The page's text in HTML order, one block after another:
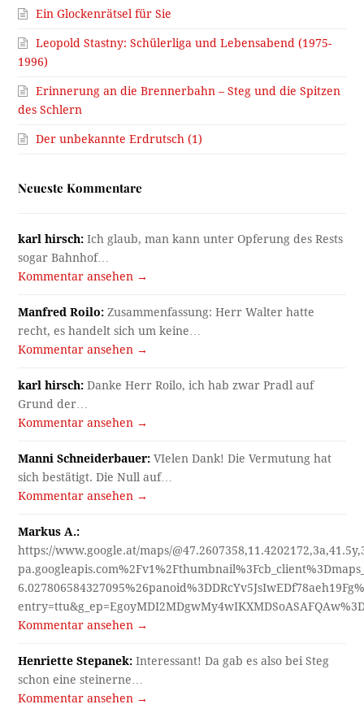
Ein Glockenrätsel für Sie
Leopold Stastny: Schülerliga und Lebensabend (1975-
1996)
Erinnerung an die Brennerbahn – Steg und die Spitzen
des Schlern
Der unbekannte Erdrutsch (1)
Neueste Kommentare
karl hirsch: Ich glaub, man kann unter Opferung des Rests
sogar Bahnhof…
Kommentar ansehen →
Manfred Roilo: Zusammenfassung: Herr Walter hatte
recht, es handelt sich um keine…
Kommentar ansehen →
karl hirsch: Danke Herr Roilo, ich hab zwar Pradl auf
Grund der…
Kommentar ansehen →
Manni Schneiderbauer: VIelen Dank! Die Vermutung hat
sich bestätigt. Die Null auf…
Kommentar ansehen →
Markus A.:
https://www.google.at/maps/
Kommentar ansehen →
Henriette Stepanek: Interessant! Da gab es also bei Steg
schon eine steinerne…
Kommentar ansehen →